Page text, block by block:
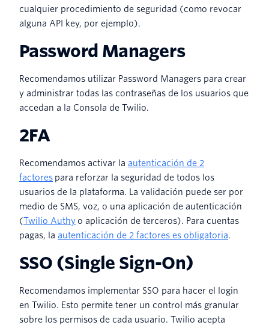
cualquier procedimiento de seguridad (como revocar
alguna API key, por ejemplo).
Password Managers
Recomendamos utilizar Password Managers para crear
y administrar todas las contraseñas de los usuarios que
accedan a la Consola de Twilio.
2FA
Recomendamos activar la autenticación de 2
factores para reforzar la seguridad de todos los
usuarios de la plataforma. La validación puede ser por
medio de SMS, voz, o una aplicación de autenticación
(Twilio Authyo aplicación de terceros). Para cuentas
pagas, la autenticación de 2 factores es obligatoria.
SSO (Single Sign-On)
Recomendamos implementar SSO para hacer el login
en Twilio. Esto permite tener un control más granular
sobre los permisos de cada usuario. Twilio acepta